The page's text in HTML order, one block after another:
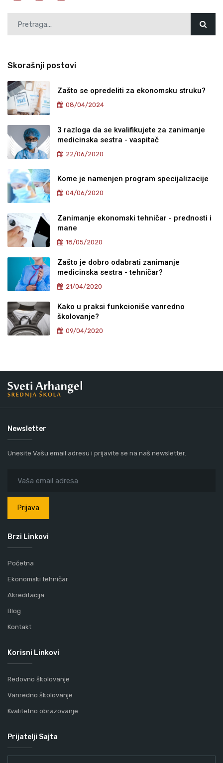
Skorašnji postovi
Zašto se opredeliti za ekonomsku struku?
08/04/2024
3 razloga da se kvalifikujete za zanimanje
medicinska sestra - vaspitač
22/06/2020
Kome je namenjen program specijalizacije
04/06/2020
Zanimanje ekonomski tehničar - prednosti i
mane
18/05/2020
Zašto je dobro odabrati zanimanje
medicinska sestra - tehničar?
21/04/2020
Kako u praksi funkcioniše vanredno
školovanje?
09/04/2020
Newsletter
Unesite Vašu email adresu i prijavite se na naš newsletter.
Prijava
Brzi Linkovi
Početna
Ekonomski tehničar
Akreditacija
Blog
Kontakt
Korisni Linkovi
Redovno školovanje
Vanredno školovanje
Kvalitetno obrazovanje
Prijatelji Sajta